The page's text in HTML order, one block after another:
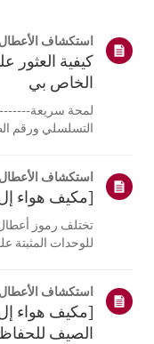
استكشاف الأعطال
الخاص بي
لمحة
التسلسلي ورقم
تختلف الصور أو ا...
استكشاف الأعطال
[مكيف هواء
تختلف رموز
الرموز.كيفية ...
استكشاف الأعطال
[مكيف هواء
الصيف